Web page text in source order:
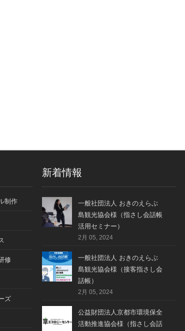
制作
修
ズ
新着情報
一般社団法人 おきのえらぶ
島観光協会様（指さし会話帳
活用セミナー）
2月 05, 2024
一般社団法人 おきのえらぶ
島観光協会様（接客指さし会
話帳）
2月 05, 2024
公益財団法人京都市環境保全
活動推進協会様（指さし会話